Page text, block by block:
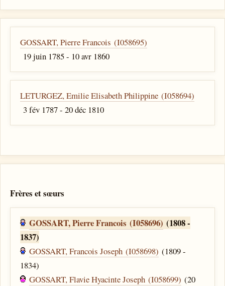
GOSSART, Pierre Francois (I058695)
19 juin 1785 - 10 avr 1860
LETURGEZ, Emilie Elisabeth Philippine (I058694)
3 fév 1787 - 20 déc 1810
Frères et sœurs
GOSSART, Pierre Francois (I058696) (1808 -
1837)
GOSSART, Francois Joseph (I058698) (1809 -
1834)
GOSSART, Flavie Hyacinte Joseph (I058699) (20